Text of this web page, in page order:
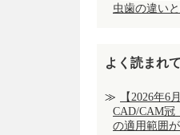
虫歯の違い
よく読まれ
【2026年6
CAD/CAM冠
の適用範囲